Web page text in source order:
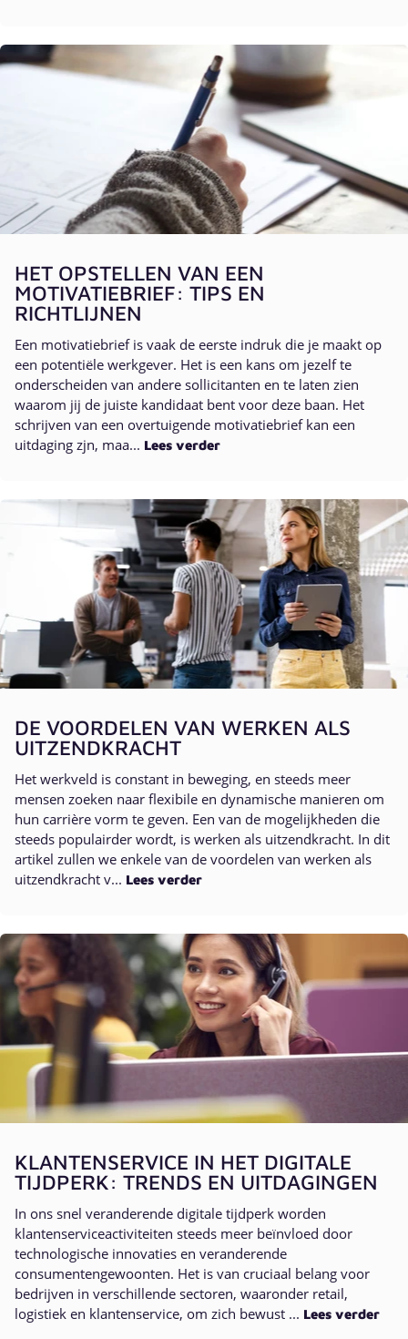
HET OPSTELLEN VAN EEN
MOTIVATIEBRIEF: TIPS EN
RICHTLIJNEN
Een motivatiebrief is vaak de eerste indruk die je maakt op
een potentiële werkgever. Het is een kans om jezelf te
onderscheiden van andere sollicitanten en te laten zien
waarom jij de juiste kandidaat bent voor deze baan. Het
schrijven van een overtuigende motivatiebrief kan een
uitdaging zjn, maa... Lees verder
DE VOORDELEN VAN WERKEN ALS
UITZENDKRACHT
Het werkveld is constant in beweging, en steeds meer
mensen zoeken naar flexibile en dynamische manieren om
hun carrière vorm te geven. Een van de mogelijkheden die
steeds populairder wordt, is werken als uitzendkracht. In dit
artikel zullen we enkele van de voordelen van werken als
uitzendkracht v... Lees verder
KLANTENSERVICE IN HET DIGITALE
TIJDPERK: TRENDS EN UITDAGINGEN
In ons snel veranderende digitale tijdperk worden
klantenserviceactiviteiten steeds meer beïnvloed door
technologische innovaties en veranderende
consumentengewoonten. Het is van cruciaal belang voor
bedrijven in verschillende sectoren, waaronder retail,
logistiek en klantenservice, om zich bewust ... Lees verder